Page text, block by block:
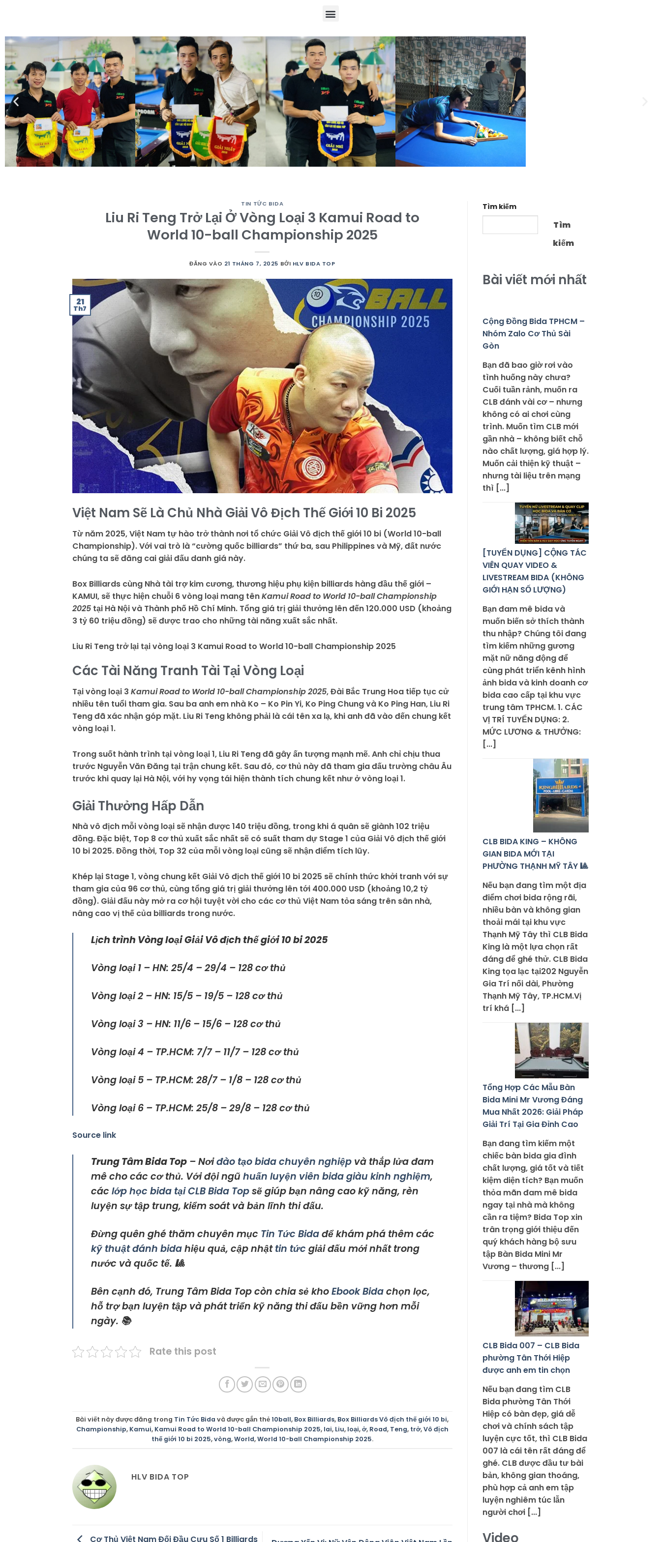
TIN TỨC BIDA
Liu Ri Teng Trở Lại Ở Vòng Loại 3 Kamui Road to
World 10-ball Championship 2025
ĐĂNG VÀO 21 THÁNG 7, 2025 BỞI HLV BIDA TOP
21
Th7
Việt Nam Sẽ Là Chủ Nhà Giải Vô Địch Thế Giới 10 Bi 2025
Từ năm 2025, Việt Nam tự hào trở thành nơi tổ chức Giải Vô địch thế giới 10 bi (World 10-ball
Championship). Với vai trò là “cường quốc billiards” thứ ba, sau Philippines và Mỹ, đất nước
chúng ta sẽ đăng cai giải đấu danh giá này.
Box Billiards cùng Nhà tài trợ kim cương, thương hiệu phụ kiện billiards hàng đầu thế giới –
KAMUI, sẽ thực hiện chuỗi 6 vòng loại mang tênKamui Road to World 10-ball Championship
2025 tại Hà Nội và Thành phố Hồ Chí Minh. Tổng giá trị giải thưởng lên đến 120.000 USD (khoảng
3 tỷ 60 triệu đồng) sẽ được trao cho những tài năng xuất sắc nhất.
Liu Ri Teng trở lại tại vòng loại 3 Kamui Road to World 10-ball Championship 2025
Các Tài Năng Tranh Tài Tại Vòng Loại
Tại vòng loại 3 Kamui Road to World 10-ball Championship 2025, Đài Bắc Trung Hoa tiếp tục cử
nhiều tên tuổi tham gia. Sau ba anh em nhà Ko – Ko Pin Yi, Ko Ping Chung và Ko Ping Han, Liu Ri
Teng đã xác nhận góp mặt. Liu Ri Teng không phải là cái tên xa lạ, khi anh đã vào đến chung kết
vòng loại 1.
Trong suốt hành trình tại vòng loại 1, Liu Ri Teng đã gây ấn tượng mạnh mẽ. Anh chỉ chịu thua
trước Nguyễn Văn Đăng tại trận chung kết. Sau đó, cơ thủ này đã tham gia đấu trường châu Âu
trước khi quay lại Hà Nội, với hy vọng tái hiện thành tích chung kết như ở vòng loại 1.
Giải Thưởng Hấp Dẫn
Nhà vô địch mỗi vòng loại sẽ nhận được 140 triệu đồng, trong khi á quân sẽ giành 102 triệu
đồng. Đặc biệt, Top 8 cơ thủ xuất sắc nhất sẽ có suất tham dự Stage 1 của Giải Vô địch thế giới
10 bi 2025. Đồng thời, Top 32 của mỗi vòng loại cũng sẽ nhận điểm tích lũy.
Khép lại Stage 1, vòng chung kết Giải Vô địch thế giới 10 bi 2025 sẽ chính thức khởi tranh với sự
tham gia của 96 cơ thủ, cùng tổng giá trị giải thưởng lên tới 400.000 USD (khoảng 10,2 tỷ
đồng). Giải đấu này mở ra cơ hội tuyệt vời cho các cơ thủ Việt Nam tỏa sáng trên sân nhà,
nâng cao vị thế của billiards trong nước.
Lịch trình Vòng loại Giải Vô địch thế giới 10 bi 2025
Vòng loại 1 – HN: 25/4 – 29/4 – 128 cơ thủ
Vòng loại 2 – HN: 15/5 – 19/5 – 128 cơ thủ
Vòng loại 3 – HN: 11/6 – 15/6 – 128 cơ thủ
Vòng loại 4 – TP.HCM: 7/7 – 11/7 – 128 cơ thủ
Vòng loại 5 – TP.HCM: 28/7 – 1/8 – 128 cơ thủ
Vòng loại 6 – TP.HCM: 25/8 – 29/8 – 128 cơ thủ
Source link
Trung Tâm Bida Top – Nơiđào tạo bida chuyên nghiệp và thắp lửa đam
mê cho các cơ thủ. Với đội ngũ huấn luyện viên bida giàu kinh nghiệm,
các lớp học bida tại CLB Bida Topsẽ giúp bạn nâng cao kỹ năng, rèn
luyện sự tập trung, kiểm soát và bản lĩnh thi đấu.
Đừng quên ghé thăm chuyên mục Tin Tức Bidađể khám phá thêm các
kỹ thuật đánh bidahiệu quả, cập nhậttin tức giải đấu mới nhất trong
nước và quốc tế. 🎱
Bên cạnh đó, Trung Tâm Bida Top còn chia sẻ khoEbook Bidachọn lọc,
hỗ trợ bạn luyện tập và phát triển kỹ năng thi đấu bền vững hơn mỗi
ngày. 📚
Rate this post
Bài viết này được đăng trong Tin Tức Bida và được gắn thẻ 10ball, Box Billiards, Box Billiards Vô địch thế giới 10 bi,
Championship, Kamui, Kamui Road to World 10-ball Championship 2025, lai, Liu, loại,ở, Road, Teng, trở,Vô địch
thế giới 10 bi 2025,vòng,World,World 10-ball Championship 2025.
HLV BIDA TOP
Cơ Thủ Việt Nam Đối Đầu Cựu Số 1 Billiards
Tìm kiếm
Tìm
kiếm
Bài viết mới nhất
Cộng Đồng Bida TPHCM –
Nhóm Zalo Cơ Thủ Sài
Gòn
Bạn đã bao giờ rơi vào
tình huống này chưa?
Cuối tuần rảnh, muốn ra
CLB đánh vài cơ – nhưng
không có ai chơi cùng
trình. Muốn tìm CLB mới
gần nhà – không biết chỗ
nào chất lượng, giá hợp lý.
Muốn cải thiện kỹ thuật –
nhưng tài liệu trên mạng
thì [...]
[TUYỂN DỤNG] CỘNG TÁC
VIÊN QUAY VIDEO &
LIVESTREAM BIDA (KHÔNG
GIỚI HẠN SỐ LƯỢNG)
Bạn đam mê bida và
muốn biến sở thích thành
thu nhập? Chúng tôi đang
tìm kiếm những gương
mặt nữ năng động để
cùng phát triển kênh hình
ảnh bida và kinh doanh cơ
bida cao cấp tại khu vực
trung tâm TPHCM. 1. CÁC
VỊ TRÍ TUYỂN DỤNG: 2.
MỨC LƯƠNG & THƯỞNG:
[...]
CLB BIDA KING – KHÔNG
GIAN BIDA MỚI TẠI
PHƯỜNG THẠNH MỸ TÂY 🎱
Nếu bạn đang tìm một địa
điểm chơi bida rộng rãi,
nhiều bàn và không gian
thoải mái tại khu vực
Thạnh Mỹ Tây thì CLB Bida
King là một lựa chọn rất
đáng để ghé thử. CLB Bida
King tọa lạc tại202 Nguyễn
Gia Trí nối dài, Phường
Thạnh Mỹ Tây, TP.HCM.Vị
trí khá [...]
Tổng Hợp Các Mẫu Bàn
Bida Mini Mr Vương Đáng
Mua Nhất 2026: Giải Pháp
Giải Trí Tại Gia Đỉnh Cao
Bạn đang tìm kiếm một
chiếc bàn bida gia đình
chất lượng, giá tốt và tiết
kiệm diện tích? Bạn muốn
thỏa mãn đam mê bida
ngay tại nhà mà không
cần ra tiệm? Bida Top xin
trân trọng giới thiệu đến
quý khách hàng bộ sưu
tập Bàn Bida Mini Mr
Vương – thương [...]
CLB Bida 007 – CLB Bida
phường Tân Thới Hiệp
được anh em tin chọn
Nếu bạn đang tìm CLB
Bida phường Tân Thới
Hiệp có bàn đẹp, giá dễ
chơi và chính sách tập
luyện cực tốt, thì CLB Bida
007 là cái tên rất đáng để
ghé. CLB được đầu tư bài
bản, không gian thoáng,
phù hợp cả anh em tập
luyện nghiêm túc lẫn
người chơi [...]
Video